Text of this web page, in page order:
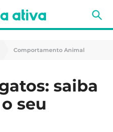
Comportamento Animal
saiba
seu